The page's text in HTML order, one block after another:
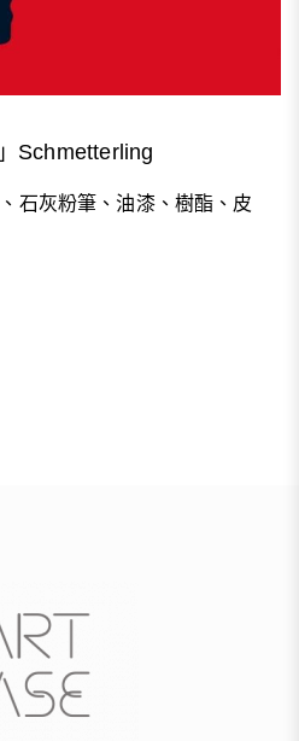
Schmetterling
石灰粉筆、油漆、樹酯、皮